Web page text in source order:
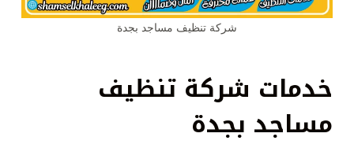
شركة تنظيف مساجد بجدة
خدمات شركة تنظيف
مساجد بجدة